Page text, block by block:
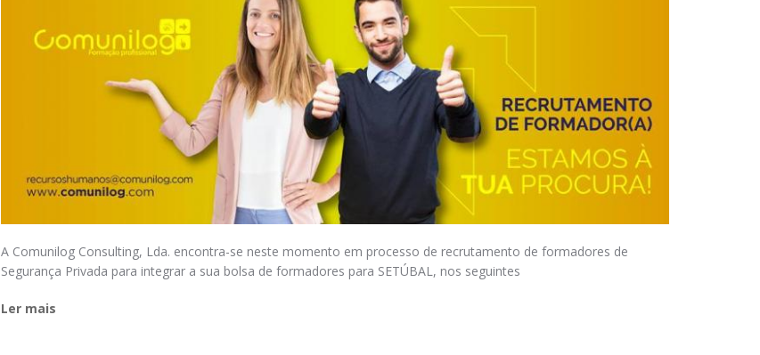
A Comunilog Consulting, Lda. encontra-se neste momento em processo de recrutamento de formadores de
Segurança Privada para integrar a sua bolsa de formadores para SETÚBAL, nos seguintes
Ler mais